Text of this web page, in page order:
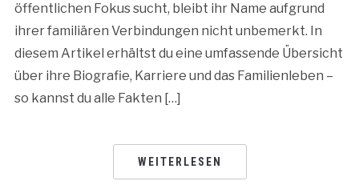
öffentlichen Fokus sucht, bleibt ihr Name aufgrund
ihrer familiären Verbindungen nicht unbemerkt. In
diesem Artikel erhältst du eine umfassende Übersicht
über ihre Biografie, Karriere und das Familienleben –
so kannst du alle Fakten […]
WEITERLESEN